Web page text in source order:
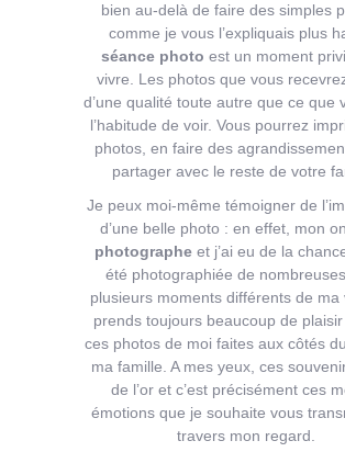
bien au-delà de faire des simples
comme je vous l’expliquais plus
séance photo est un moment
vivre. Les photos que vous
d’une qualité toute autre que ce que
l’habitude de voir. Vous pourrez
photos, en faire des
partager avec le reste de votre
Je peux moi-même témoigner de
d’une belle photo : en effet, mon
photographeet j’ai eu de la
été photographiée de
plusieurs moments différents de ma
prends toujours beaucoup de
ces photos de moi faites aux côtés
ma famille. A mes yeux, ces
de l’or et c’est précisément ces
émotions que je souhaite vous
travers mon regard.